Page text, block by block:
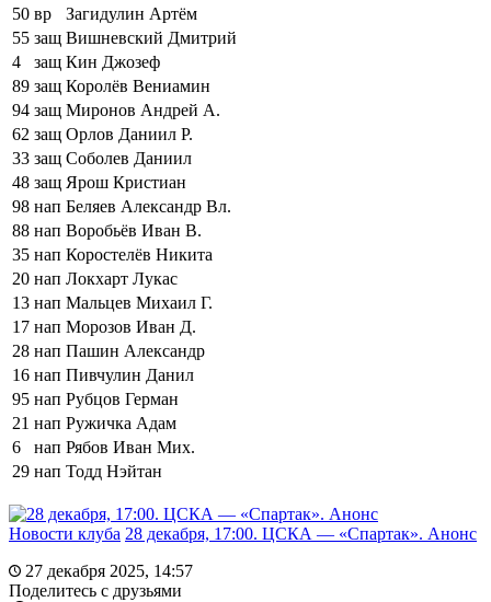
50 вр
Загидулин Артём
55 защ Вишневский Дмитрий
4
защ Кин Джозеф
89 защ Королёв Вениамин
94 защ Миронов Андрей А.
62 защ Орлов Даниил Р.
33 защ Соболев Даниил
48 защ Ярош Кристиан
98 нап Беляев Александр Вл.
88 нап Воробьёв Иван В.
35 нап Коростелёв Никита
20 нап Локхарт Лукас
13 нап Мальцев Михаил Г.
17 нап Морозов Иван Д.
28 нап Пашин Александр
16 нап Пивчулин Данил
95 нап Рубцов Герман
21 нап Ружичка Адам
6
нап Рябов Иван Мих.
29 нап Тодд Нэйтан
Новости клуба 28 декабря, 17:00. ЦСКА — «Спартак». Анонс
27 декабря 2025, 14:57
Поделитесь c друзьями